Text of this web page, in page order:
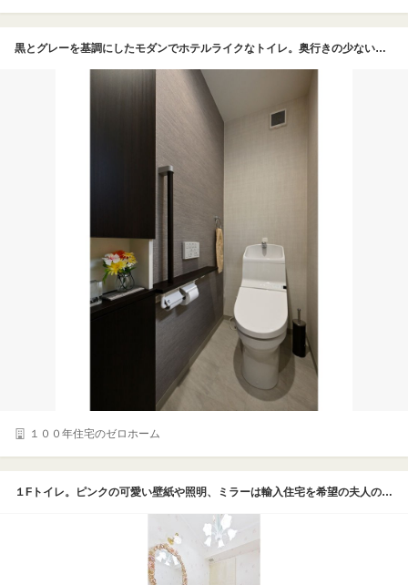
黒とグレーを基調にしたモダンでホテルライクなトイレ。奥行きの少ないコンパクトな収納を取り付け、スッキリとした空間に
１００年住宅のゼロホーム
１Fトイレ。ピンクの可愛い壁紙や照明、ミラーは輸入住宅を希望の夫人のこだわり